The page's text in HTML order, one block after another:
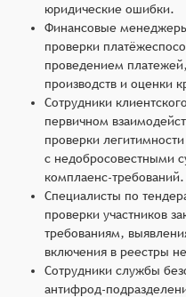
юридические ошибки.
Финансовые
проверки
проведением
производств и оценки
Сотрудники
первичном
проверки
с недобросовестными
комплаенс‑требований.
Специалисты по
проверки участников
требованиям,
включения в реестры
Сотрудники службы